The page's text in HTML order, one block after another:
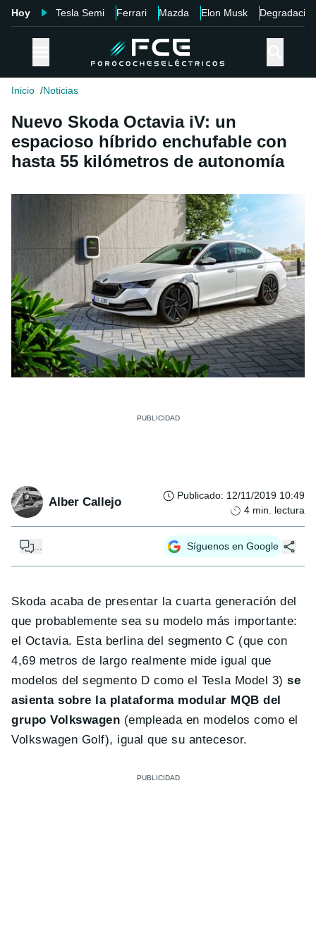
Hoy Tesla Semi Ferrari Mazda Elon Musk Degradación
Inicio Noticias
Nuevo Skoda Octavia iV: un
espacioso híbrido enchufable con
hasta 55 kilómetros de autonomía
Alber Callejo Publicado: 12/11/2019 10:49
4 min. lectura
Síguenos en Google
Skoda acaba de presentar la cuarta generación del
que probablemente sea su modelo más importante:
el Octavia. Esta berlina del segmento C (que con
4,69 metros de largo realmente mide igual que
modelos del segmento D como el Tesla Model 3)se
asienta sobre la plataforma modular MQB del
grupo Volkswagen (empleada en modelos como el
Volkswagen Golf), igual que su antecesor.